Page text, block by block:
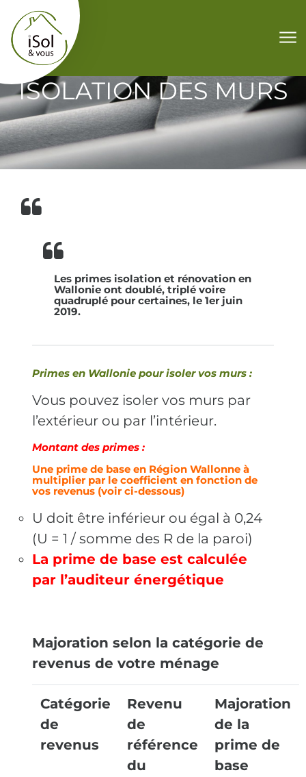
Aller au contenu
ISOLATION DES MURS
Les primes isolation et rénovation en
Wallonie ont doublé, triplé voire
quadruplé pour certaines, le 1er juin
2019.
Primes en Wallonie pour isoler vos murs :
Vous pouvez isoler vos murs par
l’extérieur ou par l’intérieur.
Montant des primes :
Une prime de base en Région Wallonne à
multiplier par le coefficient en fonction de
vos revenus (voir ci-dessous)
U doit être inférieur ou égal à 0,24
(U = 1 / somme des R de la paroi)
La prime de base est calculée
par l’auditeur énergétique
Majoration selon la catégorie de
revenus de votre ménage
Catégorie
de
revenus
Revenu
de
référence
du
Majoration
de la
prime de
base